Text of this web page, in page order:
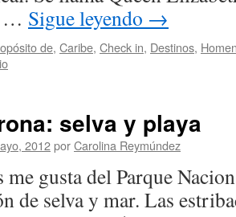
… Sigue leyendo →
de, Caribe, Check in, Destinos,
selva y playa
2012porCarolina Reymúndez
me gusta del Parque
de selva y mar. Las